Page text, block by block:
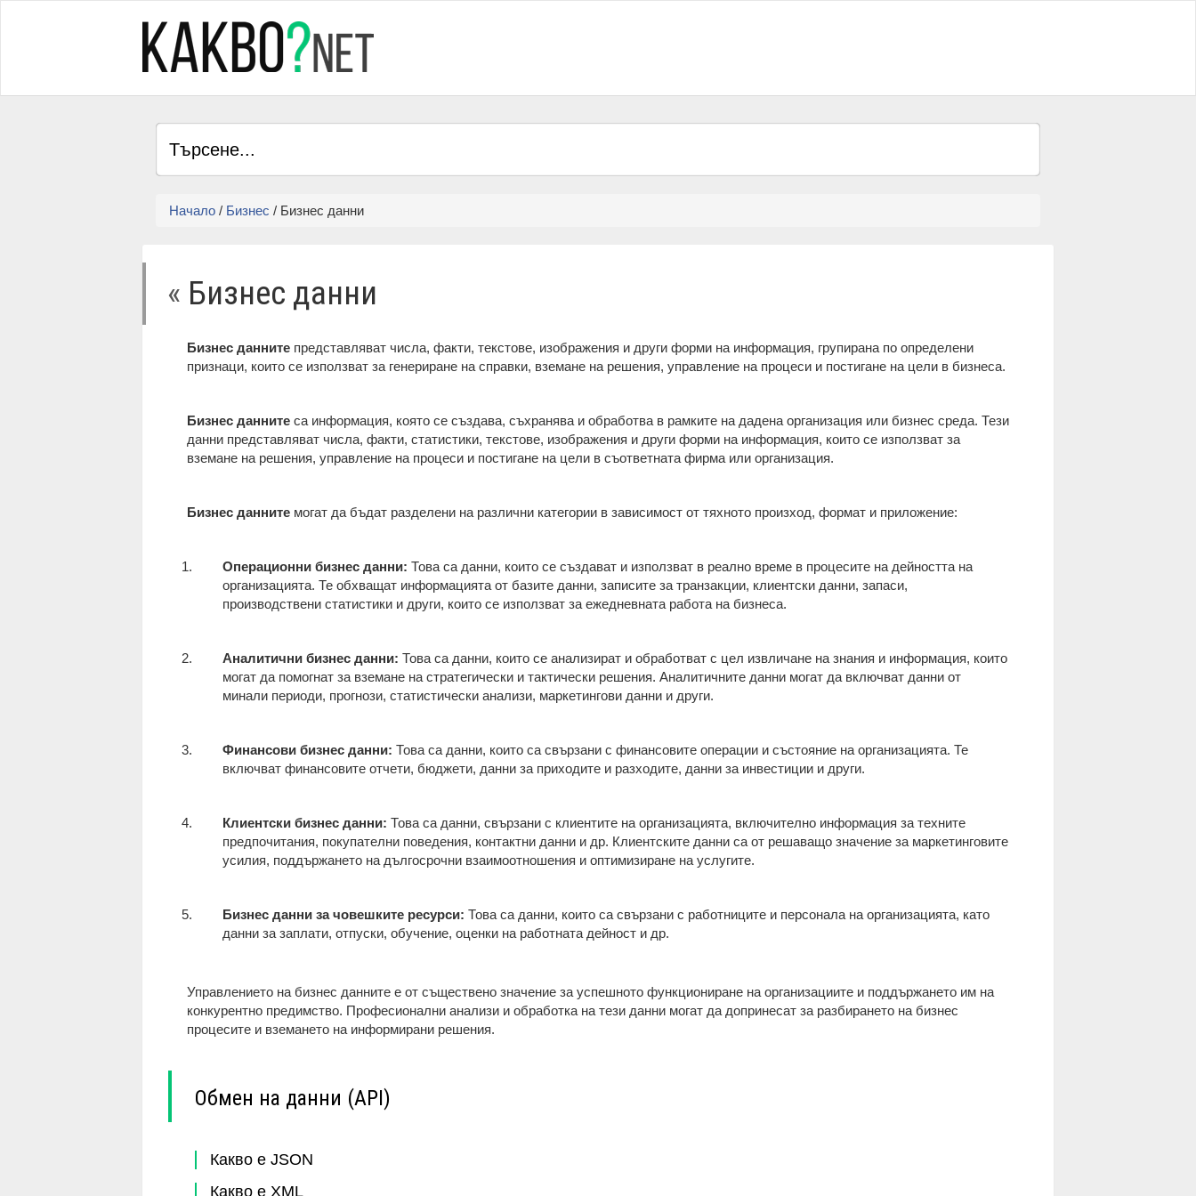
Начало / Бизнес / Бизнес данни
« Бизнес данни
Бизнес данните представляват числа, факти, текстове, изображения и други форми на информация, групирана по определени
признаци, които се използват за генериране на справки, вземане на решения, управление на процеси и постигане на цели в бизнеса.
Бизнес данните са информация, която се създава, съхранява и обработва в рамките на дадена организация или бизнес среда. Тези
данни представляват числа, факти, статистики, текстове, изображения и други форми на информация, които се използват за
вземане на решения, управление на процеси и постигане на цели в съответната фирма или организация.
Бизнес данните могат да бъдат разделени на различни категории в зависимост от тяхното произход, формат и приложение:
Операционни бизнес данни: Това са данни, които се създават и използват в реално време в процесите на дейността на
организацията. Те обхващат информацията от базите данни, записите за транзакции, клиентски данни, запаси,
производствени статистики и други, които се използват за ежедневната работа на бизнеса.
Аналитични бизнес данни: Това са данни, които се анализират и обработват с цел извличане на знания и информация, които
могат да помогнат за вземане на стратегически и тактически решения. Аналитичните данни могат да включват данни от
минали периоди, прогнози, статистически анализи, маркетингови данни и други.
Финансови бизнес данни: Това са данни, които са свързани с финансовите операции и състояние на организацията. Те
включват финансовите отчети, бюджети, данни за приходите и разходите, данни за инвестиции и други.
Клиентски бизнес данни: Това са данни, свързани с клиентите на организацията, включително информация за техните
предпочитания, покупателни поведения, контактни данни и др. Клиентските данни са от решаващо значение за маркетинговите
усилия, поддържането на дългосрочни взаимоотношения и оптимизиране на услугите.
Бизнес данни за човешките ресурси: Това са данни, които са свързани с работниците и персонала на организацията, като
данни за заплати, отпуски, обучение, оценки на работната дейност и др.
Управлението на бизнес данните е от съществено значение за успешното функциониране на организациите и поддържането им на
конкурентно предимство. Професионални анализи и обработка на тези данни могат да допринесат за разбирането на бизнес
процесите и вземането на информирани решения.
Обмен на данни (API)
Какво е JSON
Какво е XML